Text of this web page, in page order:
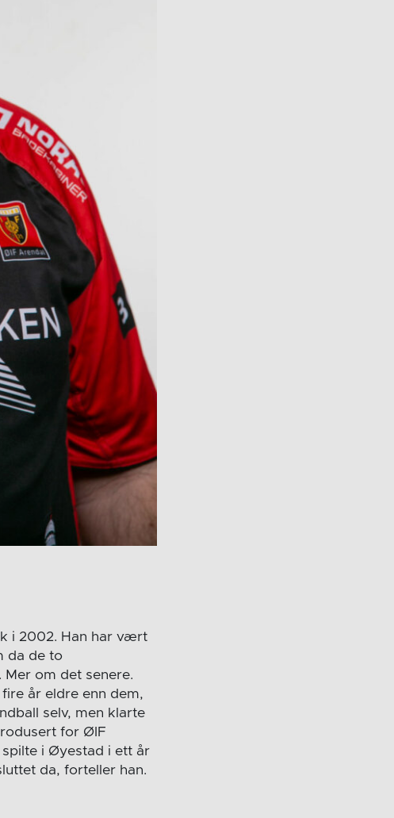
i 2002. Han har vært
da de to
om det senere.
år eldre enn dem,
selv, men klarte
for ØIF
spilte i Øyestad i ett år
da, forteller han.